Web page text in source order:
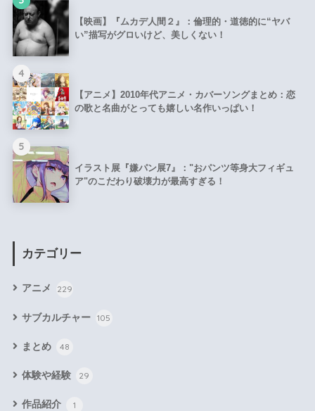
【映画】『ムカデ人間２』：倫理的・道徳的に“ヤバ
い”描写がグロいけど、美しくない！
4
【アニメ】2010年代アニメ・カバーソングまとめ：恋
の歌と名曲がとっても嬉しい名作いっぱい！
5
イラスト展『嫌パン展7』："おパンツ等身大フィギュ
ア"のこだわり破壊力が最高すぎる！
カテゴリー
アニメ 229
サブカルチャー 105
まとめ 48
体験や経験 29
作品紹介 1